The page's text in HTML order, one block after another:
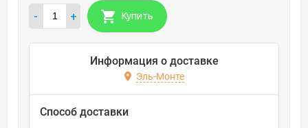
- + Купить
Информация о доставке
Эль-Монте
Способ доставки